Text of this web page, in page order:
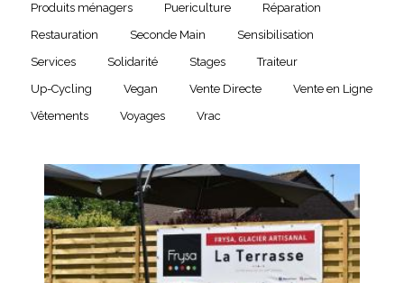
Produits ménagers
Puericulture
Réparation
Restauration
Seconde Main
Sensibilisation
Services
Solidarité Stages
Traiteur
Up-Cycling
Vegan Vente Directe
Vente en Ligne
Vêtements
Voyages Vrac